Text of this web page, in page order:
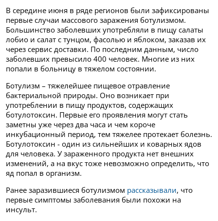
В середине июня в ряде регионов были зафиксированы
первые случаи массового заражения ботулизмом.
Большинство заболевших употребляли в пищу салаты
лобио и салат с тунцом, фасолью и яблоком, заказав их
через сервис доставки. По последним данным, число
заболевших превысило 400 человек. Многие из них
попали в больницу в тяжелом состоянии.
Ботулизм – тяжелейшее пищевое отравление
бактериальной природы. Оно возникает при
употреблении в пищу продуктов, содержащих
ботулотоксин. Первые его проявления могут стать
заметны уже через два часа и чем короче
инкубационный период, тем тяжелее протекает болезнь.
Ботулотоксин - один из сильнейших и коварных ядов
для человека. У зараженного продукта нет внешних
изменений, а на вкус тоже невозможно определить, что
яд попал в организм.
Ранее заразившиеся ботулизмом рассказывали, что
первые симптомы заболевания были похожи на
инсульт.